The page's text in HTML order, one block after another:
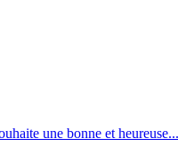
une bonne et heureuse...